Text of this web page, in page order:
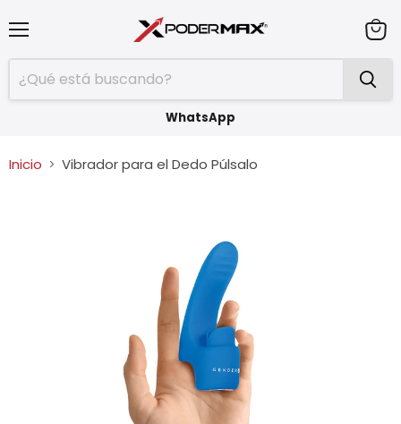
WhatsApp
Inicio Vibrador para el Dedo Púlsalo